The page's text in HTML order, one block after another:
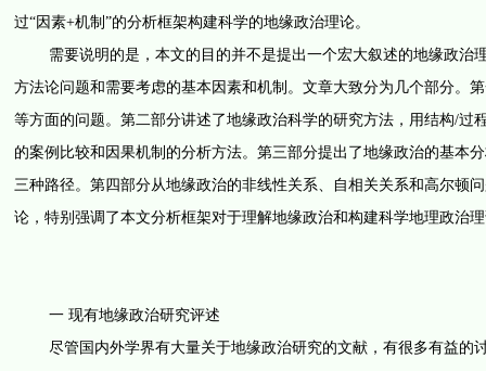
过“因素+机制”的分析框架构建科学的地缘政治理论。
需要说明的是，本文的目的并不是提出一个宏大叙述的地缘政治
方法论问题和需要考虑的基本因素和机制。文章大致分为几个部分。
等方面的问题。第二部分讲述了地缘政治科学的研究方法，用结构/
的案例比较和因果机制的分析方法。第三部分提出了地缘政治的基本
三种路径。第四部分从地缘政治的非线性关系、自相关关系和高尔顿
论，特别强调了本文分析框架对于理解地缘政治和构建科学地理政治
一 现有地缘政治研究评述
尽管国内外学界有大量关于地缘政治研究的文献，有很多有益的